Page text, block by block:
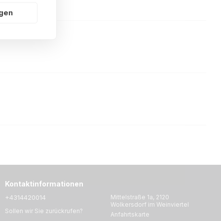
Kontaktinformationen
+4314420014
Sollen wir Sie zurückrufen?
Mittelstraße 1a, 2120
Wolkersdorf im Weinviertel
Anfahrtskarte